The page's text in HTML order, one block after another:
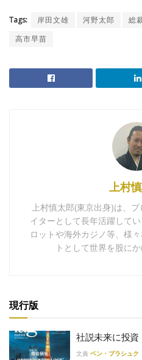
Tags: 岸田文雄 河野太郎 総
高市早苗
上村
上村慎太郎(東京出身)は、
イターとして長年活躍して
ロットや海外カジノ等、様
トとして世界を股に
現行版
社説未来に投資
文責 ベン・ブラシュク